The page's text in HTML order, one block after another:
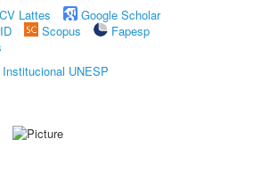
CV Lattes
Google Scholar
Scopus
Fapesp
UNESP